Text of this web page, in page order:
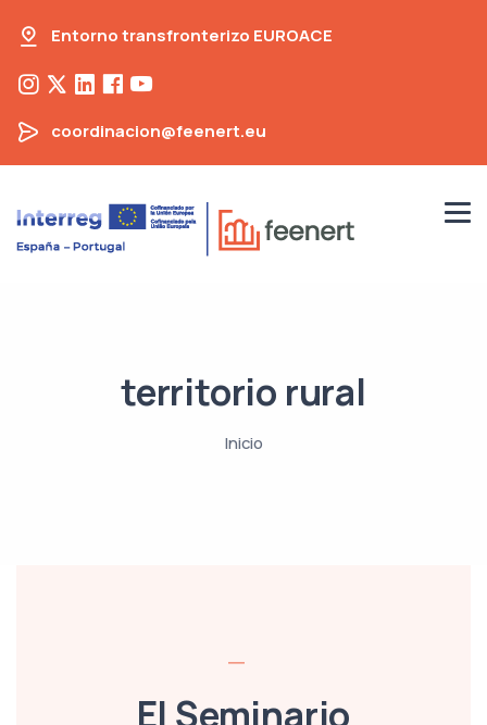
Entorno transfronterizo EUROACE
coordinacion@feenert.eu
territorio rural
Inicio
El Seminario